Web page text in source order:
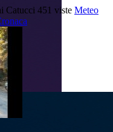
Catucci 451 viste Meteo